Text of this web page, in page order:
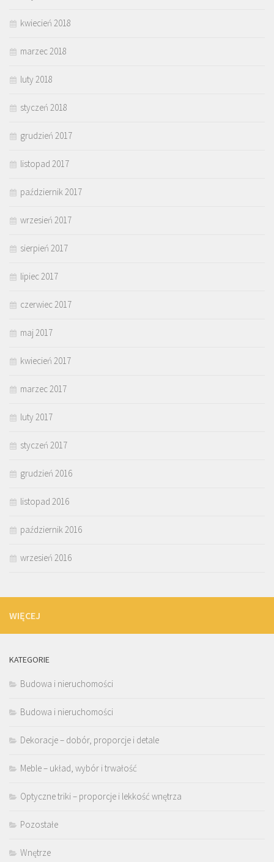
kwiecień 2018
marzec 2018
luty 2018
styczeń 2018
grudzień 2017
listopad 2017
październik 2017
wrzesień 2017
sierpień 2017
lipiec 2017
czerwiec 2017
maj 2017
kwiecień 2017
marzec 2017
luty 2017
styczeń 2017
grudzień 2016
listopad 2016
październik 2016
wrzesień 2016
WIĘCEJ
KATEGORIE
Budowa i nieruchomości
Budowa i nieruchomości
Dekoracje – dobór, proporcje i detale
Meble – układ, wybór i trwałość
Optyczne triki – proporcje i lekkość wnętrza
Pozostałe
Wnętrze